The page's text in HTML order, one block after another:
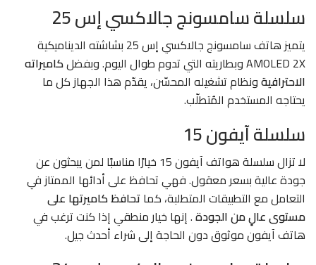
سلسلة سامسونج جالاكسي إس 25
يتميز هاتفسامسونج جالاكسي إس 25
بشاشته الديناميكية
AMOLED 2X وبطاريته التي تدوم طوال اليوم. وبفضل
كاميراته
الاحترافيةونظام تشغيله المحسّن، يقدّم هذا الجهاز كل ما
يحتاجه المستخدم المُتطلّب.
سلسلة آيفون 15
لا تزال سلسلةهواتف آيفون 15
خيارًا مناسبًا لمن يبحثون عن
جودة عالية بسعر معقول. فهي تحافظ على أدائها الممتاز في
التعامل مع التطبيقات المتطلبة، كماتحافظ كاميرتها على
مستوى عالٍ من الجودة. إنها خيار منطقي إذا كنت ترغب في
هاتف آيفون موثوق دون الحاجة إلى شراء أحدث جيل.